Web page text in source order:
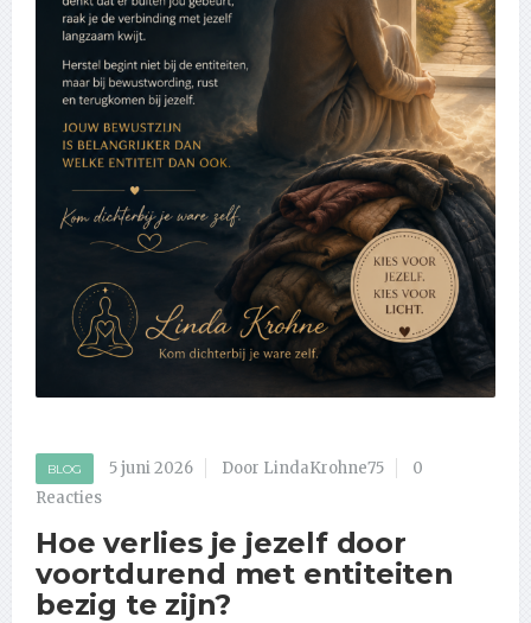
BLOG 5 juni 2026 Door LindaKrohne75
0
Reacties
Hoe verlies je jezelf door
voortdurend met entiteiten
bezig te zijn?